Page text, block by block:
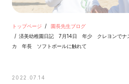
トップページ
園長先生ブログ
済美幼稚園日記 7月14日 年少 クレヨンでナ
カ 年長 ソフトボールに触れて
2022.07.14